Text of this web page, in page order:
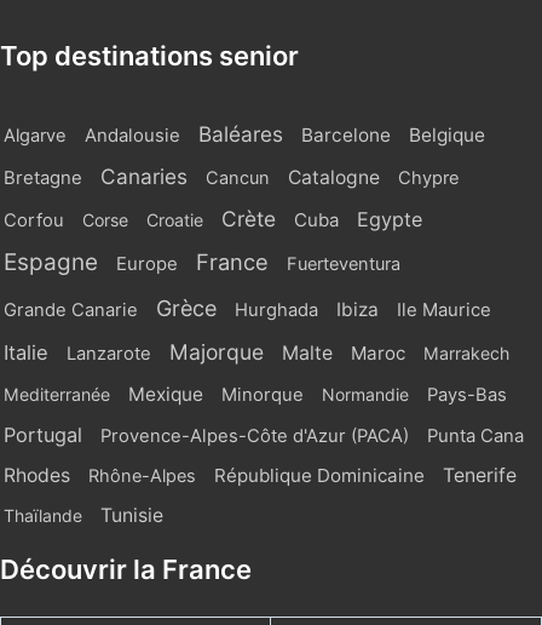
Top destinations senior
Algarve Andalousie Baléares Barcelone Belgique
Bretagne Canaries Cancun Catalogne
Chypre
Corfou
Corse Croatie Crète Cuba Egypte
Espagne Europe France Fuerteventura
Grande Canarie Grèce Hurghada Ibiza Ile Maurice
Italie Lanzarote Majorque Malte Maroc
Marrakech
Mediterranée
Mexique Minorque Normandie Pays-Bas
Portugal Provence-Alpes-Côte d'Azur (PACA) Punta Cana
Rhodes Rhône-Alpes République Dominicaine Tenerife
Thaïlande Tunisie
Découvrir la France